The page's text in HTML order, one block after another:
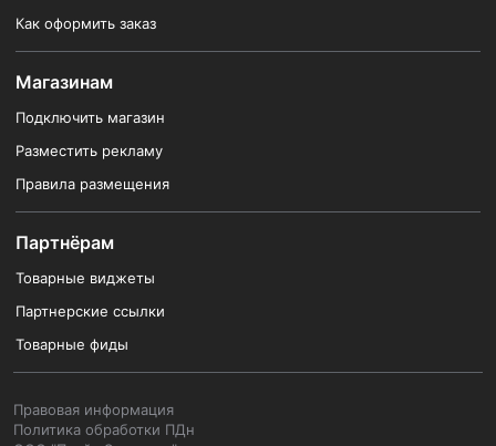
Как оформить заказ
Магазинам
Подключить магазин
Разместить рекламу
Правила размещения
Партнёрам
Товарные виджеты
Партнерские ссылки
Товарные фиды
Правовая информация
Политика обработки ПДн